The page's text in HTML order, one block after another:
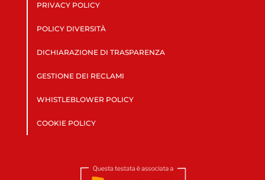
PRIVACY POLICY
POLICY DIVERSITÀ
DICHIARAZIONE DI TRASPARENZA
GESTIONE DEI RECLAMI
WHISTLEBLOWER POLICY
COOKIE POLICY